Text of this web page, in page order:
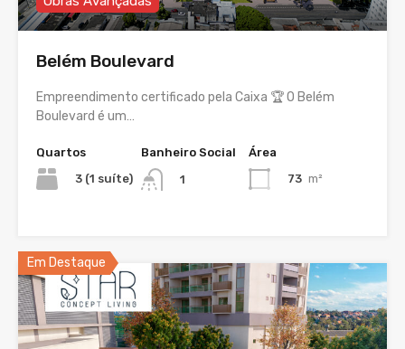
Belém Boulevard
Empreendimento certificado pela Caixa 🏆 O Belém
Boulevard é um…
Quartos
3 (1 suíte)
Banheiro Social
1
Área
73 m²
Em Destaque